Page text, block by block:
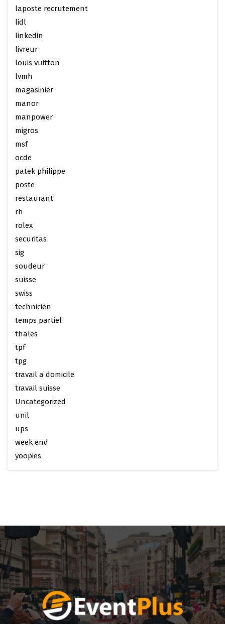
laposte recrutement
lidl
linkedin
livreur
louis vuitton
lvmh
magasinier
manor
manpower
migros
msf
ocde
patek philippe
poste
restaurant
rh
rolex
securitas
sig
soudeur
suisse
swiss
technicien
temps partiel
thales
tpf
tpg
travail a domicile
travail suisse
Uncategorized
unil
ups
week end
yoopies